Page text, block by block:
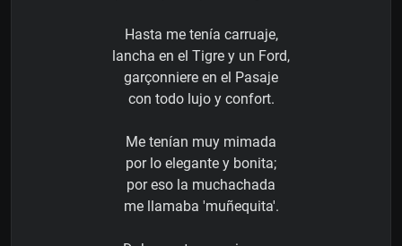
Hasta me tenía carruaje,
lancha en el Tigre y un Ford,
garçonniere en el Pasaje
con todo lujo y confort.
Me tenían muy mimada
por lo elegante y bonita;
por eso la muchachada
me llamaba 'muñequita'.